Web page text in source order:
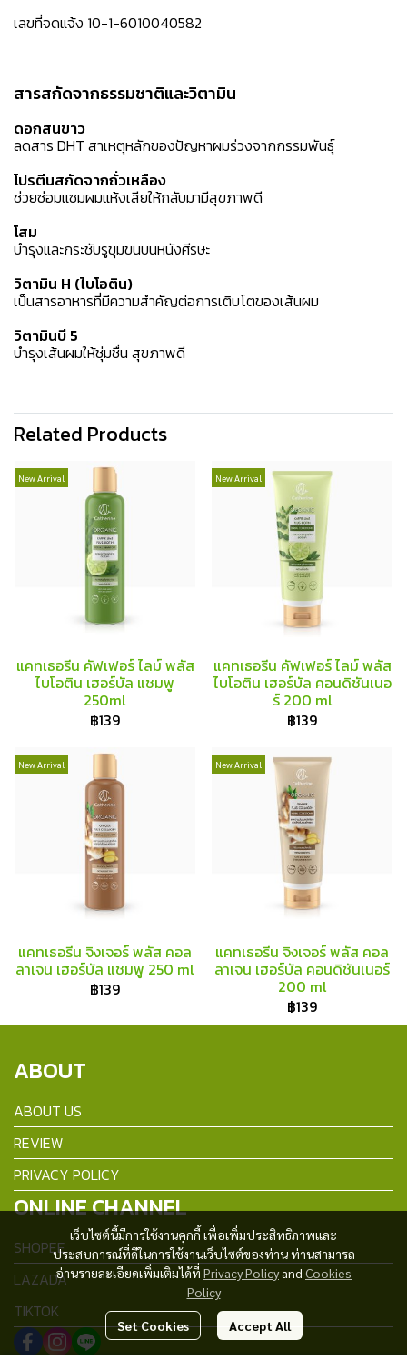
เลขที่จดแจ้ง 10-1-6010040582
สารสกัดจากธรรมชาติและวิตามิน
ดอกสนขาว
ลดสาร DHT สาเหตุหลักของปัญหาผมร่วงจากกรรมพันธุ์
โปรตีนสกัดจากถั่วเหลือง
ช่วยซ่อมแซมผมแห้งเสียให้กลับมามีสุขภาพดี
โสม
บำรุงและกระชับรูขุมขนบนหนังศีรษะ
วิตามิน H (ไบโอติน)
เป็นสารอาหารที่มีความสำคัญต่อการเติบโตของเส้นผม
วิตามินบี 5
บำรุงเส้นผมให้ชุ่มชื่น สุขภาพดี
Related Products
New Arrival
แคทเธอรีน คัฟเฟอร์ ไลม์ พลัส
ไบโอติน เฮอร์บัล แชมพู
250ml
฿139
New Arrival
แคทเธอรีน คัฟเฟอร์ ไลม์ พลัส
ไบโอติน เฮอร์บัล คอนดิชันเนอ
ร์ 200 ml
฿139
New Arrival
แคทเธอรีน จิงเจอร์ พลัส คอล
ลาเจน เฮอร์บัล แชมพู 250 ml
฿139
New Arrival
แคทเธอรีน จิงเจอร์ พลัส คอล
ลาเจน เฮอร์บัล คอนดิชันเนอร์
200 ml
฿139
เว็บไซต์นี้มีการใช้งานคุกกี้ เพื่อเพิ่มประสิทธิภาพและ
ประสบการณ์ที่ดีในการใช้งานเว็บไซต์ของท่าน ท่านสามารถ
อ่านรายละเอียดเพิ่มเติมได้ที่ Privacy Policy and Cookies
Policy
Set Cookies Accept All
ABOUT
ABOUT US
REVIEW
PRIVACY POLICY
ONLINE CHANNEL
SHOPEE
LAZADA
TIKTOK